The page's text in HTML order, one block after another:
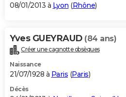
08/01/2013 à Lyon (Rhône)
Yves GUEYRAUD (84 ans)
Créer une cagnotte obsèques
Naissance
21/07/1928 à Paris (Paris)
Décès